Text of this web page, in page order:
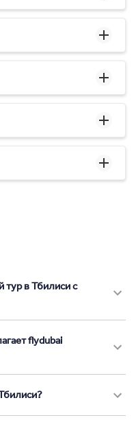
тур в Тбилиси с
flydubai